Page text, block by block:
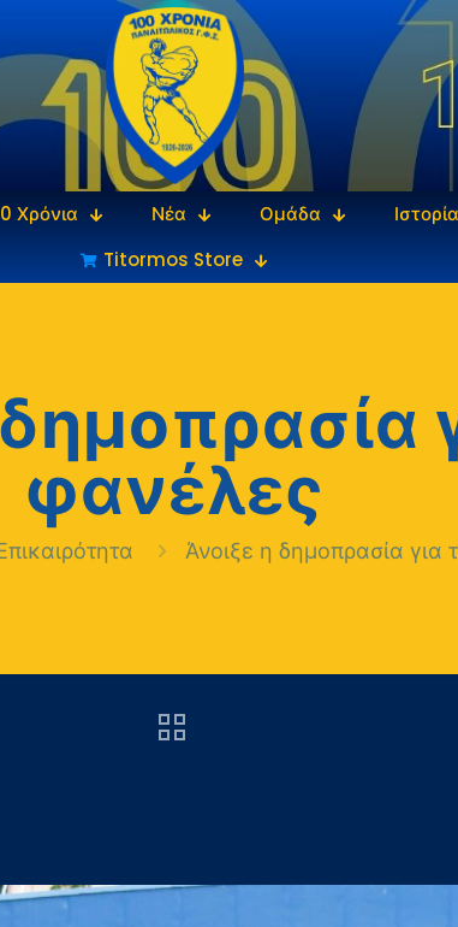
Χρόνια Νέα Ομάδα Ιστορία
Titormos Store
φανέλες
Άνοιξε η δημοπρασία για